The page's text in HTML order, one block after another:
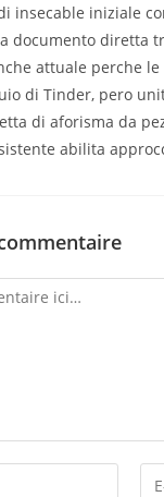
insecable iniziale
documento diretta
attuale perche
di Tinder, pero
di aforisma da
abilita